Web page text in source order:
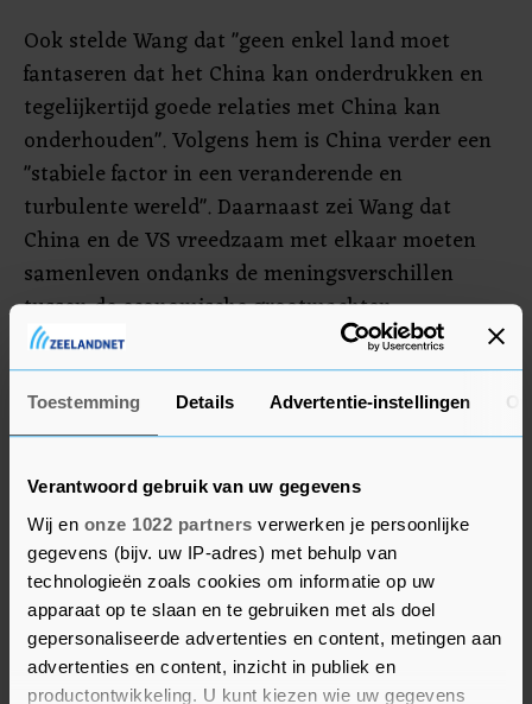
Toestemming Details Advertentie-instellingen
Verantwoord gebruik van uw gegevens
Wij en onze 1022 partners verwerken je persoonlijke
gegevens (bijv. uw IP-adres) met behulp van
technologieën zoals cookies om informatie op uw
apparaat op te slaan en te gebruiken met als doel
gepersonaliseerde advertenties en content, metingen aan
advertenties en content, inzicht in publiek en
productontwikkeling. U kunt kiezen wie uw gegevens
Ook stelde Wang dat "geen enkel land moet
fantaseren dat het China kan onderdrukken en
tegelijkertijd goede relaties met China kan
onderhouden". Volgens hem is China verder een
"stabiele factor in een veranderende en
turbulente wereld". Daarnaast zei Wang dat
China en de VS vreedzaam met elkaar moeten
samenleven ondanks de meningsverschillen
tussen de economische grootmachten.
Vrijdag kwamen ook cijfers naar buiten over de
Chinese import en export in de eerste twee
maanden van dit jaar. De export steeg met 2,3
dan 8 procent.